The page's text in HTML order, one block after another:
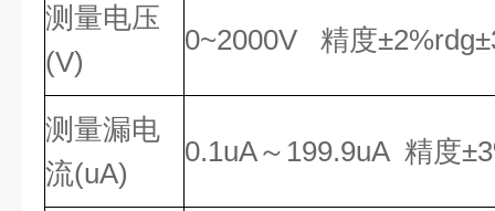
测量电压
(V)
0~2000V 精度
测量漏电
流(uA)
0.1uA～199.9uA 精度